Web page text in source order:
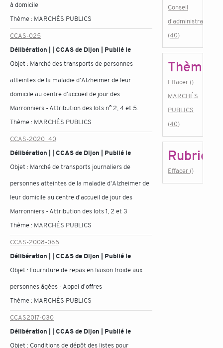
à domicile
Thème : MARCHÉS PUBLICS
CCAS-025
Délibération | | CCAS de Dijon | Publié le
Objet : Marché des transports de personnes
atteintes de la maladie d'Alzheimer de leur
domicile au centre d'accueil de jour des
Marronniers - Attribution des lots n° 2, 4 et 5.
Thème : MARCHÉS PUBLICS
CCAS-2020_40
Délibération | | CCAS de Dijon | Publié le
Objet : Marché de transports journaliers de
personnes atteintes de la maladie d'Alzheimer de
leur domicile au centre d'accueil de jour des
Marronniers - Attribution des lots 1, 2 et 3
Thème : MARCHÉS PUBLICS
CCAS-2008-065
Délibération | | CCAS de Dijon | Publié le
Objet : Fourniture de repas en liaison froide aux
personnes âgées - Appel d'offres
Thème : MARCHÉS PUBLICS
CCAS2017-030
Délibération | | CCAS de Dijon | Publié le
Objet : Conditions de dépôt des listes pour
Conseil
d'administration
(40)
Thème
Effacer ()
MARCHÉS
PUBLICS
(40)
Rubrique
Effacer ()